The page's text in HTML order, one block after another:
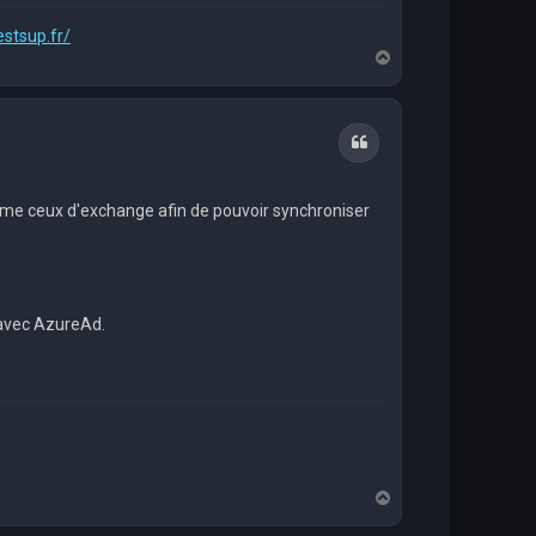
a
Citation
ceux d'exchange afin de pouvoir synchroniser
AzureAd.
a